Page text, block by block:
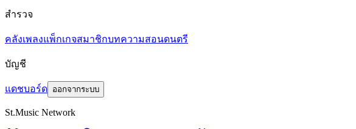
สำรวจ
คลังเพลงแพ็กเกจสมาชิกบทความสอนดนตรี
บัญชี
แดชบอร์ด ออกจากระบบ
St.Music Network